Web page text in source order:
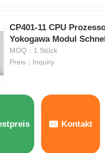
PLC
CP401-11 CPU
Yokogawa Modul
MOQ：1 Stück
Preis：Inquiry
Kontakt